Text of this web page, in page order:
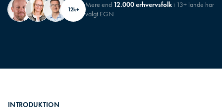
12k+
Mere end 12.000 erhvervsfolk i 13+ lande har
valgt EGN
INTRODUKTION